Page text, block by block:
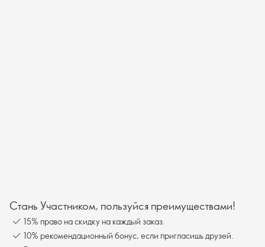
Стань Участником, пользуйся преимуществами!
15% право на скидку на каждый заказ.
10% рекомендационный бонус, если пригласишь друзей.